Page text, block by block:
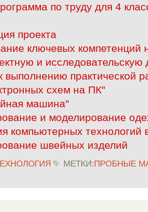
по труду для 4
проекта
ключевых компетенций
и исследовательскую
выполнению практической
схем на ПК"
машина"
и моделирование
компьютерных технологий
швейных изделий
МЕТКИ:ПРОБНЫЕ